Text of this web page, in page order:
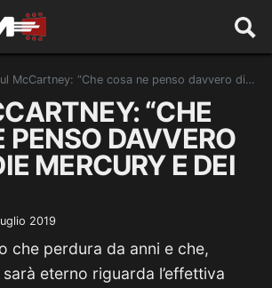
McCartney: “Che cosa ne penso davvero di Freddie Mercury e dei Queen”
“CHE
PENSO DAVVERO
MERCURY E DEI
2019
che perdura da anni e che,
eterno riguarda l’effettiva